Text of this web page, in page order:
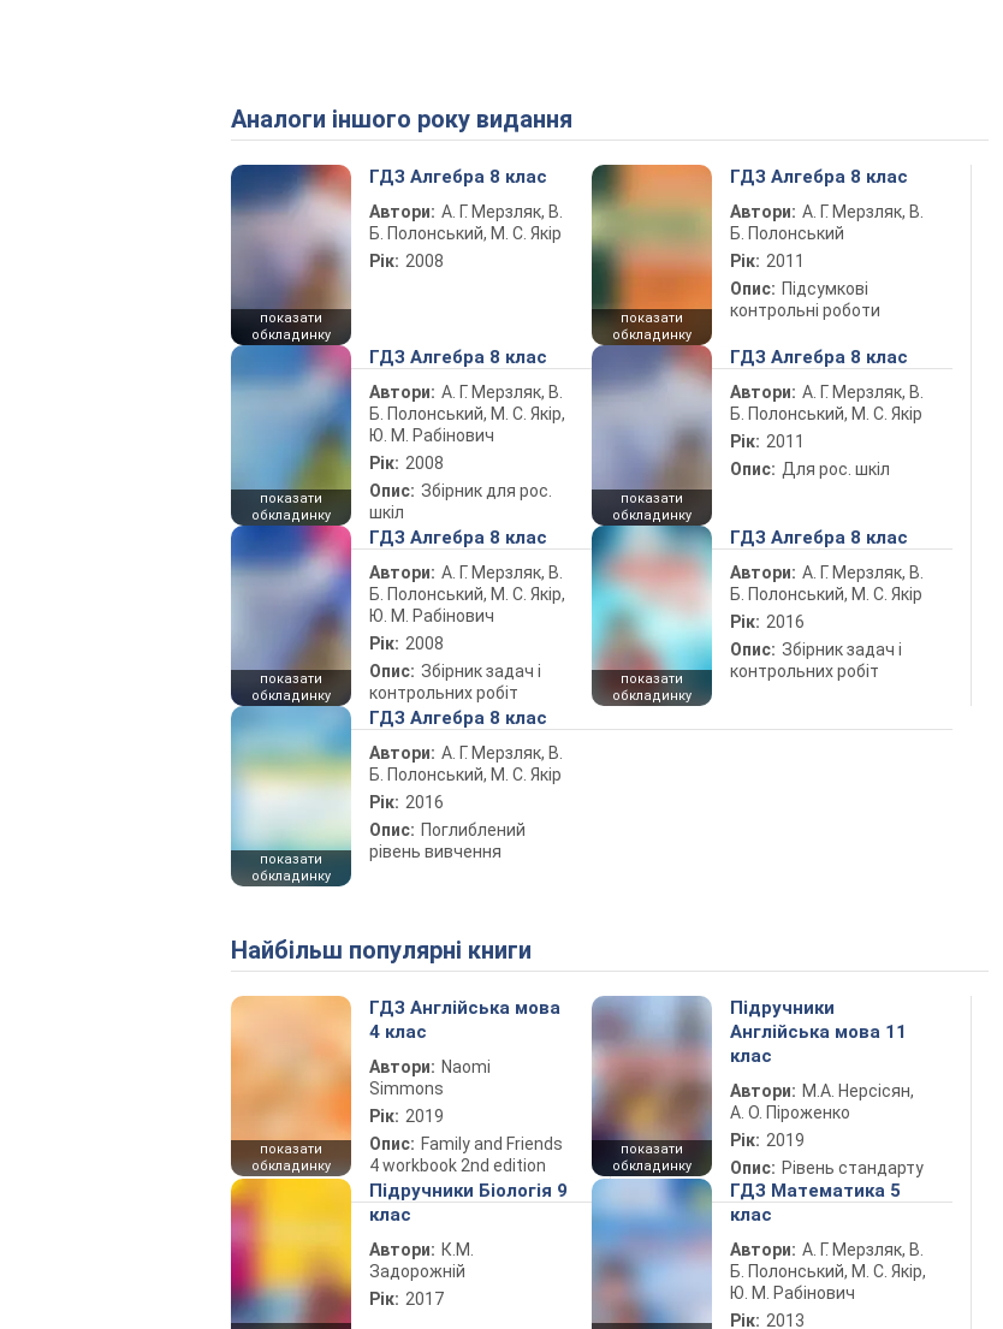
Аналоги іншого року видання
показати
обкладинку
ГДЗ Алгебра 8 клас
Автори: А. Г. Мерзляк, В.
Б. Полонський, М. С. Якір
Рік: 2008
показати
обкладинку
ГДЗ Алгебра 8 клас
Автори: А. Г. Мерзляк, В.
Б. Полонський
Рік: 2011
Опис: Підсумкові
контрольні роботи
показати
обкладинку
ГДЗ Алгебра 8 клас
Автори: А. Г. Мерзляк, В.
Б. Полонський, М. С. Якір,
Ю. М. Рабінович
Рік: 2008
Опис: Збірник для рос.
шкіл
показати
обкладинку
ГДЗ Алгебра 8 клас
Автори: А. Г. Мерзляк, В.
Б. Полонський, М. С. Якір
Рік: 2011
Опис: Для рос. шкіл
показати
обкладинку
ГДЗ Алгебра 8 клас
Автори: А. Г. Мерзляк, В.
Б. Полонський, М. С. Якір,
Ю. М. Рабінович
Рік: 2008
Опис: Збірник задач і
контрольних робіт
показати
обкладинку
ГДЗ Алгебра 8 клас
Автори: А. Г. Мерзляк, В.
Б. Полонський, М. С. Якір
Рік: 2016
Опис: Збірник задач і
контрольних робіт
показати
обкладинку
ГДЗ Алгебра 8 клас
Автори: А. Г. Мерзляк, В.
Б. Полонський, М. С. Якір
Рік: 2016
Опис: Поглиблений
рівень вивчення
Найбільш популярні книги
показати
обкладинку
ГДЗ Англійська мова
4 клас
Автори: Naomi
Simmons
Рік: 2019
Опис: Family and Friends
4 workbook 2nd edition
показати
обкладинку
Підручники
Англійська мова 11
клас
Автори: М.А. Нерсісян,
А. О. Піроженко
Рік: 2019
Опис: Рівень стандарту
Підручники Біологія 9
клас
Автори: К.М.
Задорожній
Рік: 2017
ГДЗ Математика 5
клас
Автори: А. Г. Мерзляк, В.
Б. Полонський, М. С. Якір,
Ю. М. Рабінович
Рік: 2013